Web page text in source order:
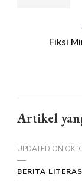
Fiksi
Artikel
UPDATED ON
BERITA